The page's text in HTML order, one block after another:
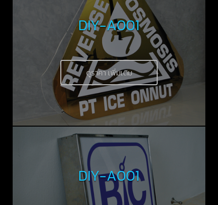
DIY-A001
ดูราคา เพิ่มเติม
DIY-A001